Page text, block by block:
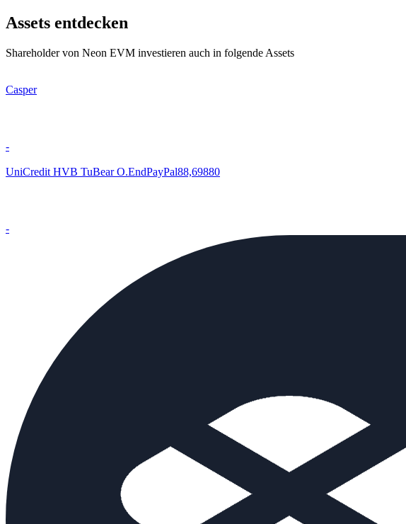
Assets entdecken
Shareholder von Neon EVM investieren auch in folgende Assets
Casper
-
UniCredit HVB TuBear O.EndPayPal88,69880
-